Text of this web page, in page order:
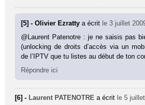
[5] - Olivier Ezrattya écrit le 3 juillet
@Laurent Patenotre : je ne saisis pas
(unlocking de droits d’accès via un
de l’IPTV que tu listes au début de ton
Répondre ici
[6] - Laurent PATENOTRE a écrit le 5